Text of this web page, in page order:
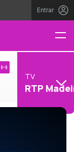
Entrar
TV
RTP